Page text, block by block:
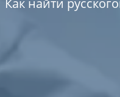
Как найти